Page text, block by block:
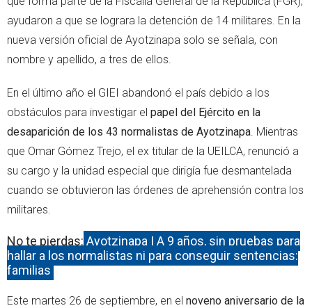
ayudaron a que se lograra la detención de 14 militares. En la
nueva versión oficial de Ayotzinapa solo se señala, con
nombre y apellido, a tres de ellos.
En el último año el GIEI abandonó el país debido a los
obstáculos para investigar el papel del Ejército en la
desaparición de los 43 normalistas de Ayotzinapa. Mientras
que Omar Gómez Trejo, el ex titular de la UEILCA, renunció a
su cargo y la unidad especial que dirigía fue desmantelada
cuando se obtuvieron las órdenes de aprehensión contra los
militares.
No te pierdas: Ayotzinapa | A 9 años, sin pruebas para
hallar a los normalistas ni para conseguir sentencias:
familias
Este martes 26 de septiembre, en el noveno aniversario de la